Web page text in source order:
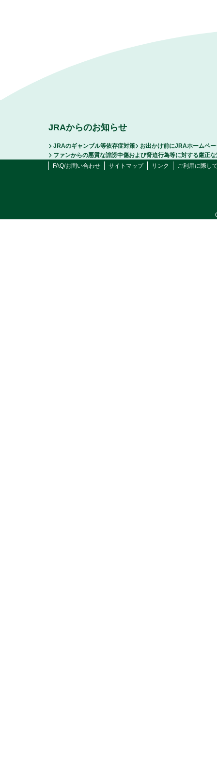
JRAからのお知らせ
JRAのギャンブル等依存症対策
お出かけ前にJRAホームペ
ファンからの悪質な誹謗中傷および脅迫行為等に対する厳正
FAQ/お問い合わせ
サイトマップ リンク ご利用に際し